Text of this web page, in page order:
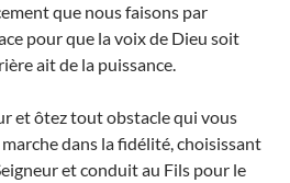
que nous faisons par
pour que la voix de Dieu soit
ait de la puissance.
et ôtez tout obstacle qui vous
dans la fidélité, choisissant
et conduit au Fils pour le